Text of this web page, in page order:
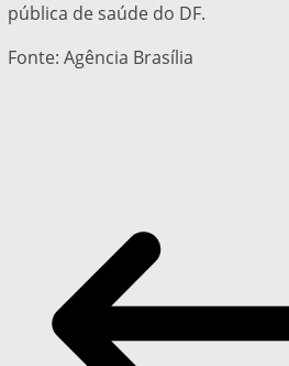
pública de saúde do DF.
Fonte: Agência Brasília